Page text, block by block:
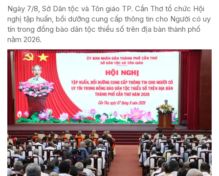
Ngày 7/8, Sở Dân tộc và Tôn giáo TP. Cần Thơ tổ chức Hội
nghị tập huấn, bồi dưỡng cung cấp thông tin cho Người có uy
tín trong đồng bào dân tộc thiểu số trên địa bàn thành phố
năm 2026.